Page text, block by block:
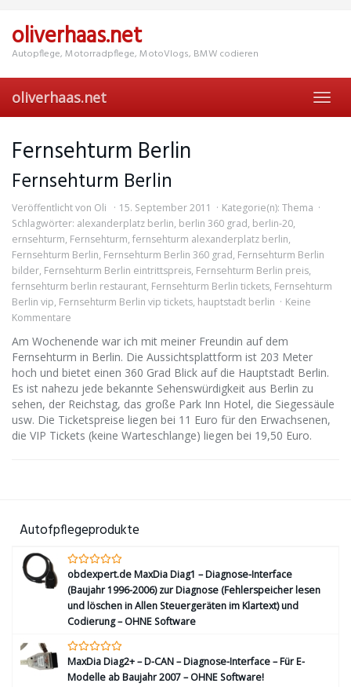
main
content
oliverhaas.net
Autopflege, Motorradpflege, MotoVlogs, BMW codieren
oliverhaas.net
Fernsehturm Berlin
Fernsehturm Berlin
Veröffentlicht von Oli 15. September 2011 Kategorie(n): Thema
Schlagwörter: alexanderplatz berlin, berlin 360 grad, berlin-20,
ernsehturm, Fernsehturm, fernsehturm alexanderplatz berlin,
Fernsehturm Berlin, Fernsehturm Berlin 360 grad, Fernsehturm Berlin
bilder, Fernsehturm Berlin eintrittspreis, Fernsehturm Berlin preis,
fernsehturm berlin restaurant, Fernsehturm Berlin tickets, Fernsehturm
Berlin vip, Fernsehturm Berlin vip tickets, hauptstadt berlin
Keine
Kommentare
Am Wochenende war ich mit meiner Freundin auf dem
Fernsehturm in Berlin. Die Aussichtsplattform ist 203 Meter
hoch und bietet einen 360 Grad Blick auf die Hauptstadt Berlin.
Es ist nahezu jede bekannte Sehenswürdigkeit aus Berlin zu
sehen, der Reichstag, das große Park Inn Hotel, die Siegessäule
usw. Die Ticketspreise liegen bei 11 Euro für den Erwachsenen,
die VIP Tickets (keine Warteschlange) liegen bei 19,50 Euro.
Autofpflegeprodukte
obdexpert.de MaxDia Diag1 – Diagnose-Interface
(Baujahr 1996-2006) zur Diagnose (Fehlerspeicher lesen
und löschen in Allen Steuergeräten im Klartext) und
Codierung – OHNE Software
MaxDia Diag2+ – D-CAN – Diagnose-Interface – Für E-
Modelle ab Baujahr 2007 – OHNE Software!